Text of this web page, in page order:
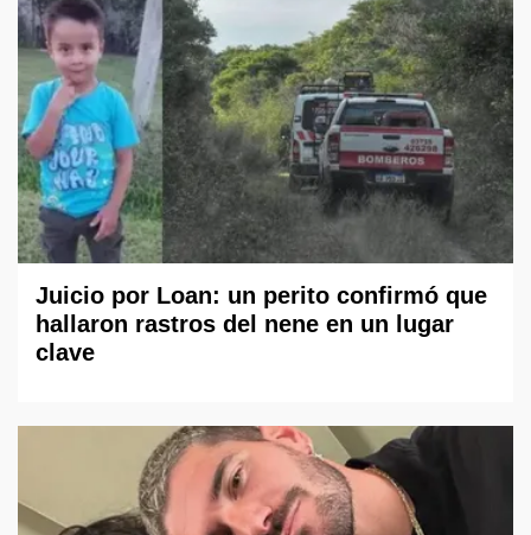
Juicio por Loan: un perito confirmó que
hallaron rastros del nene en un lugar
clave